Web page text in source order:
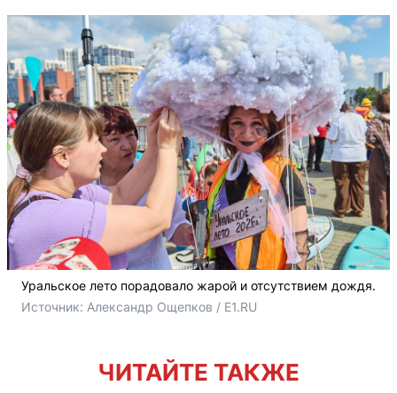
Уральское лето порадовало жарой и отсутствием дождя.
Источник: Александр Ощепков / E1.RU
ЧИТАЙТЕ ТАКЖЕ